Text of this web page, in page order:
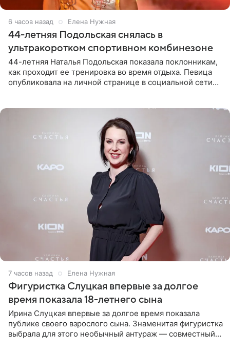
6 часов назад Елена Нужная
44-летняя Подольская снялась в
ультракоротком спортивном комбинезоне
44-летняя Наталья Подольская показала поклонникам,
как проходит ее тренировка во время отдыха. Певица
опубликовала на личной странице в социальной сети
7 часов назад Елена Нужная
Фигуристка Слуцкая впервые за долгое
время показала 18-летнего сына
Ирина Слуцкая впервые за долгое время показала
публике своего взрослого сына. Знаменитая фигуристка
выбрала для этого необычный антураж — совместный